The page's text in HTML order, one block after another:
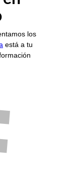
los
está a tu